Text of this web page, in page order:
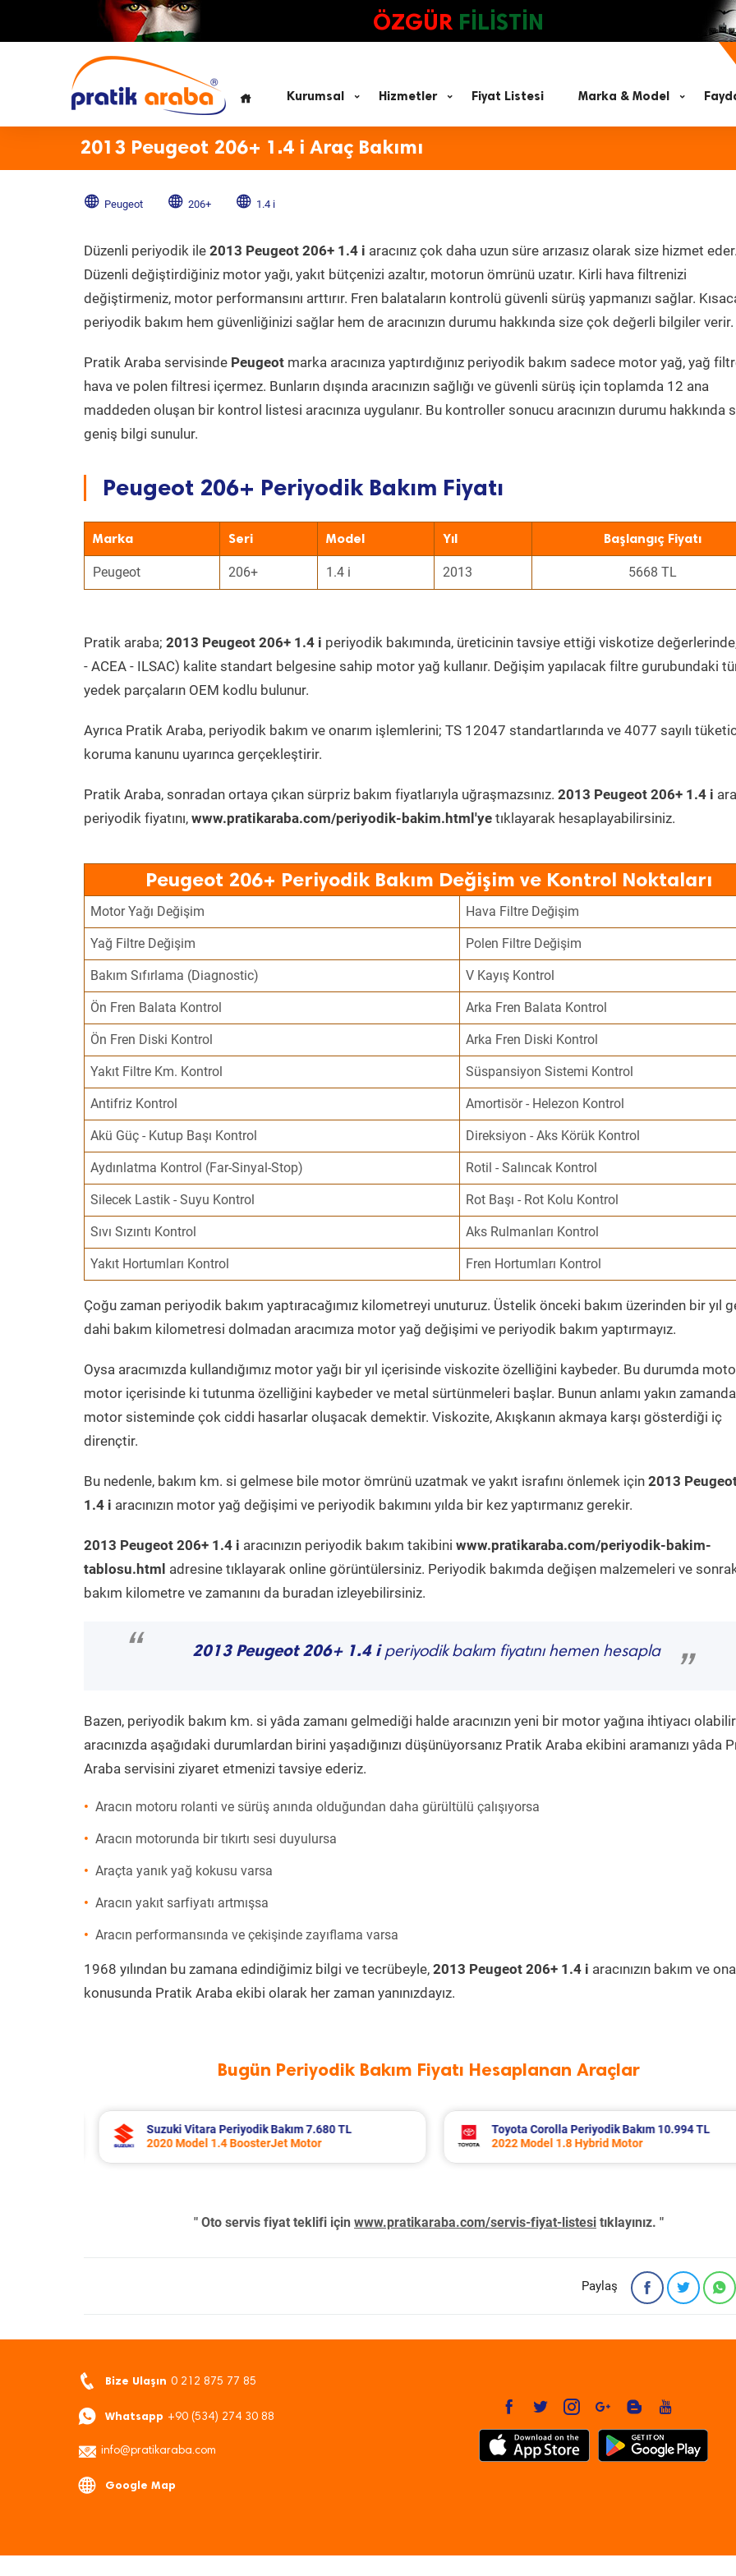
ÖZGÜR FİLİSTİN
Kurumsal Hizmetler Fiyat Listesi Marka & Model
2013 Peugeot 206+ 1.4 i Araç Bakımı
Peugeot 206+ 1.4 i
Düzenli periyodik ile 2013 Peugeot 206+ 1.4 i aracınız çok daha uzun süre arızasız olarak size hizmet eder.
Düzenli değiştirdiğiniz motor yağı, yakıt bütçenizi azaltır, motorun ömrünü uzatır. Kirli hava filtrenizi
değiştirmeniz, motor performansını arttırır. Fren balataların kontrolü güvenli sürüş yapmanızı sağlar.
periyodik bakım hem güvenliğinizi sağlar hem de aracınızın durumu hakkında size çok değerli bilgiler verir.
Pratik Araba servisinde Peugeot marka aracınıza yaptırdığınız periyodik bakım sadece motor yağ, yağ
hava ve polen filtresi içermez. Bunların dışında aracınızın sağlığı ve güvenli sürüş için toplamda 12 ana
maddeden oluşan bir kontrol listesi aracınıza uygulanır. Bu kontroller sonucu aracınızın durumu hakkında
geniş bilgi sunulur.
Peugeot 206+ Periyodik Bakım Fiyatı
Marka Seri Model Yıl Başlangıç Fiyatı
Peugeot 206+ 1.4 i 2013 5668 TL
Pratik araba; 2013 Peugeot 206+ 1.4 i periyodik bakımında, üreticinin tavsiye ettiği viskotize
- ACEA - ILSAC) kalite standart belgesine sahip motor yağ kullanır. Değişim yapılacak filtre gurubundaki
yedek parçaların OEM kodlu bulunur.
Ayrıca Pratik Araba, periyodik bakım ve onarım işlemlerini; TS 12047 standartlarında ve 4077 sayılı
koruma kanunu uyarınca gerçekleştirir.
Pratik Araba, sonradan ortaya çıkan sürpriz bakım fiyatlarıyla uğraşmazsınız. 2013 Peugeot 206+ 1.4 i
periyodik fiyatını, www.pratikaraba.com/periyodik-bakim.html'ye tıklayarak hesaplayabilirsiniz.
Peugeot 206+ Periyodik Bakım Değişim ve Kontrol Noktaları
Motor Yağı Değişim Hava Filtre Değişim
Yağ Filtre Değişim Polen Filtre Değişim
Bakım Sıfırlama (Diagnostic) V Kayış Kontrol
Ön Fren Balata Kontrol Arka Fren Balata Kontrol
Ön Fren Diski Kontrol Arka Fren Diski Kontrol
Yakıt Filtre Km. Kontrol Süspansiyon Sistemi Kontrol
Antifriz Kontrol Amortisör - Helezon Kontrol
Akü Güç - Kutup Başı Kontrol Direksiyon - Aks Körük Kontrol
Aydınlatma Kontrol (Far-Sinyal-Stop) Rotil - Salıncak Kontrol
Silecek Lastik - Suyu Kontrol Rot Başı - Rot Kolu Kontrol
Sıvı Sızıntı Kontrol Aks Rulmanları Kontrol
Yakıt Hortumları Kontrol Fren Hortumları Kontrol
Çoğu zaman periyodik bakım yaptıracağımız kilometreyi unuturuz. Üstelik önceki bakım üzerinden bir yıl
dahi bakım kilometresi dolmadan aracımıza motor yağ değişimi ve periyodik bakım yaptırmayız.
Oysa aracımızda kullandığımız motor yağı bir yıl içerisinde viskozite özelliğini kaybeder. Bu durumda
motor içerisinde ki tutunma özelliğini kaybeder ve metal sürtünmeleri başlar. Bunun anlamı yakın zamanda
motor sisteminde çok ciddi hasarlar oluşacak demektir. Viskozite, Akışkanın akmaya karşı gösterdiği iç
dirençtir.
Bu nedenle, bakım km. si gelmese bile motor ömrünü uzatmak ve yakıt israfını önlemek için 2013
1.4 i aracınızın motor yağ değişimi ve periyodik bakımını yılda bir kez yaptırmanız gerekir.
2013 Peugeot 206+ 1.4 i aracınızın periyodik bakım takibini www.pratikaraba.com/periyodik-bakim-
tablosu.html adresine tıklayarak online görüntülersiniz. Periyodik bakımda değişen malzemeleri ve
bakım kilometre ve zamanını da buradan izleyebilirsiniz.
“ 2013 Peugeot 206+ 1.4 iperiyodik bakım fiyatını hemen hesapla
”
Bazen, periyodik bakım km. si yâda zamanı gelmediği halde aracınızın yeni bir motor yağına ihtiyacı
aracınızda aşağıdaki durumlardan birini yaşadığınızı düşünüyorsanız Pratik Araba ekibini aramanızı yâda
Araba servisini ziyaret etmenizi tavsiye ederiz.
Aracın motoru rolanti ve sürüş anında olduğundan daha gürültülü çalışıyorsa
Aracın motorunda bir tıkırtı sesi duyulursa
Araçta yanık yağ kokusu varsa
Aracın yakıt sarfiyatı artmışsa
Aracın performansında ve çekişinde zayıflama varsa
1968 yılından bu zamana edindiğimiz bilgi ve tecrübeyle, 2013 Peugeot 206+ 1.4 i aracınızın bakım ve
konusunda Pratik Araba ekibi olarak her zaman yanınızdayız.
Bugün Periyodik Bakım Fiyatı Hesaplanan Araçlar
Toyota Corolla Periyodik Bakım 10.994 TL
2022 Model 1.8 Hybrid Motor
Volvo Xc60 Periyodik Bakım 10.267 TL
2014 Model 2.0 D4 Motor
" Oto servis fiyat teklifi için www.pratikaraba.com/servis-fiyat-listesi tıklayınız. "
Paylaş
Bize Ulaşın 0 212 875 77 85
Whatsapp +90 (534) 274 30 88
info@pratikaraba.com
Google Map